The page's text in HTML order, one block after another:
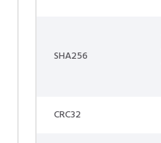
SHA256
CRC32